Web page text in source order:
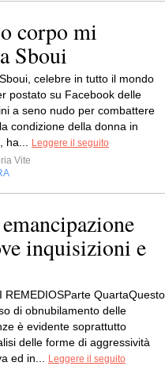
corpo mi
Sboui
celebre in tutto il mondo
postato su Facebook delle
a seno nudo per combattere
condizione della donna in
ha...
Leggere il seguito
Vite
inquisizioni e
REMEDIOSParte QuartaQuesto
di obnubilamento delle
è evidente soprattutto
delle forme di aggressività
ed in...
Leggere il seguito